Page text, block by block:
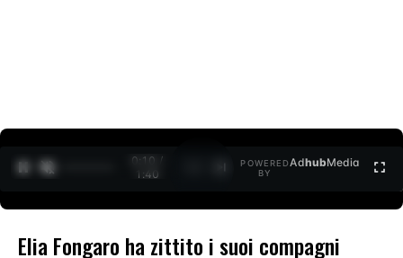
0:10 /
1:40
POWERED
BY
AdhubMedia
Elia Fongaro ha zittito i suoi compagni